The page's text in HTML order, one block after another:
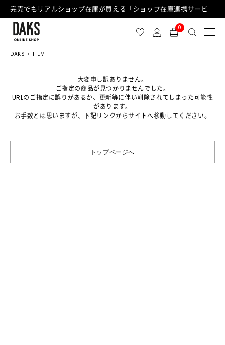
完売でもリアルショップ在庫が買える「ショップ在庫連携サービス」が日中もご利用可能になりました！
0
DAKS ITEM
大変申し訳ありません。
ご指定の商品が見つかりませんでした。
URLのご指定に誤りがあるか、更新等に伴い削除されてしまった可能性
があります。
お手数とは思いますが、下記リンクからサイトへ移動してください。
トップページへ